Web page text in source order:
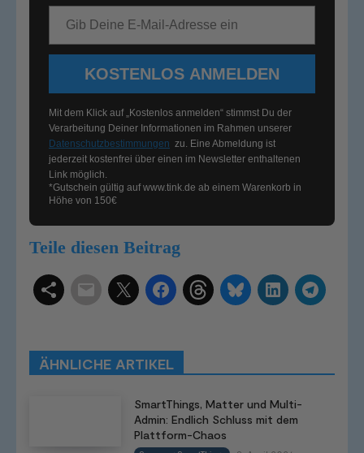
KOSTENLOS ANMELDEN
Mit dem Klick auf „Kostenlos anmelden“ stimmst Du der
Verarbeitung Deiner Informationen im Rahmen unserer
Datenschutzbestimmungen zu. Eine Abmeldung ist
jederzeit kostenfrei über einen im Newsletter enthaltenen
Link möglich.
*Gutschein gültig aufwww.tink.de ab einem Warenkorb in
Höhe von 150€
Teile diesen Beitrag
ÄHNLICHE ARTIKEL
SmartThings, Matter und Multi-
Admin: Endlich Schluss mit dem
Plattform-Chaos